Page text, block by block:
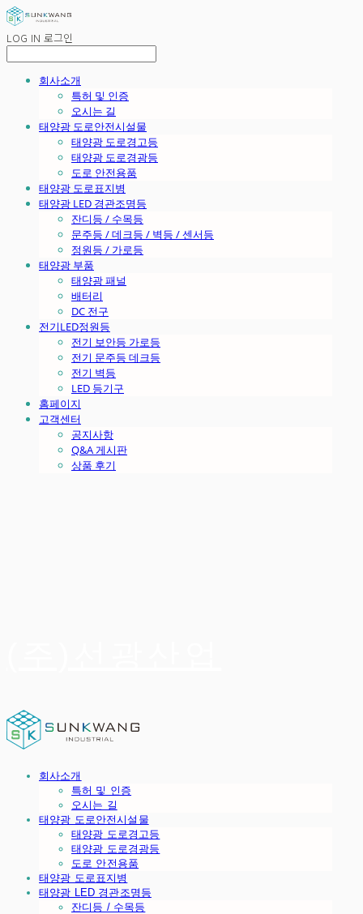
LOG IN 로그인
회사소개
특허 및 인증
오시는 길
태양광 도로안전시설물
태양광 도로경고등
태양광 도로경광등
도로 안전용품
태양광 도로표지병
태양광 LED 경관조명등
잔디등 / 수목등
문주등 / 데크등 / 벽등 / 센서등
정원등 / 가로등
태양광 부품
태양광 패널
배터리
DC 전구
전기LED정원등
전기 보안등 가로등
전기 문주등 데크등
전기 벽등
LED 등기구
홈페이지
고객센터
공지사항
Q&A 게시판
상품 후기
회사소개
특허 및 인증
오시는 길
태양광 도로안전시설물
태양광 도로경고등
태양광 도로경광등
도로 안전용품
태양광 도로표지병
태양광 LED 경관조명등
잔디등 / 수목등